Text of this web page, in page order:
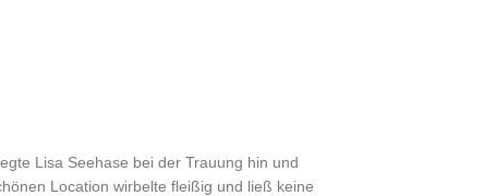
Lisa Seehase bei der Trauung hin und
Location wirbelte fleißig und ließ keine